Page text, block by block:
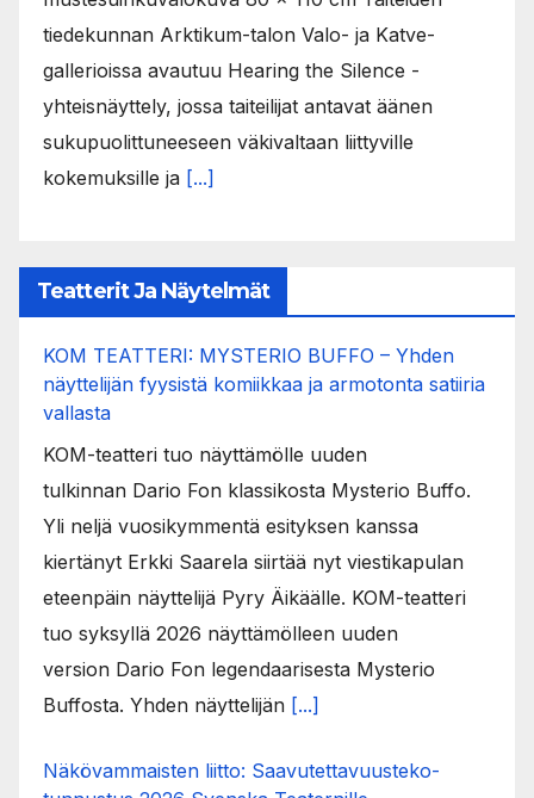
tiedekunnan Arktikum-talon Valo- ja Katve-
gallerioissa avautuu Hearing the Silence -
yhteisnäyttely, jossa taiteilijat antavat äänen
sukupuolittuneeseen väkivaltaan liittyville
kokemuksille ja [...]
Teatterit Ja Näytelmät
KOM TEATTERI: MYSTERIO BUFFO – Yhden
näyttelijän fyysistä komiikkaa ja armotonta satiiria
vallasta
KOM-teatteri tuo näyttämölle uuden
tulkinnan Dario Fon klassikosta Mysterio Buffo.
Yli neljä vuosikymmentä esityksen kanssa
kiertänyt Erkki Saarela siirtää nyt viestikapulan
eteenpäin näyttelijä Pyry Äikäälle. KOM-teatteri
tuo syksyllä 2026 näyttämölleen uuden
version Dario Fon legendaarisesta Mysterio
Buffosta. Yhden näyttelijän [...]
Näkövammaisten liitto: Saavutettavuusteko-